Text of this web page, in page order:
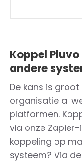
Koppel
andere
De kans is
organisatie al
platformen.
via onze Zapier-
koppeling op
systeem? Via